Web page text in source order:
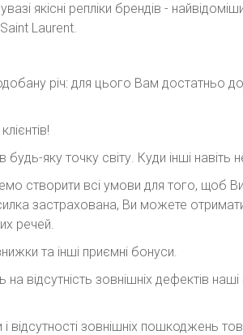
якісні репліки брендів -
Laurent.
річ: для цього Вам достатньо
яку точку світу. Куди інші навіть
створити всі умови для того, щоб Ви
застрахована, Ви можете
речей.
та інші приємні бонуси.
відсутність зовнішніх дефектів
відсутності зовнішніх пошкоджень